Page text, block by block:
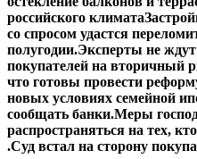
российского климата
со спросом удастся
полугодии.Эксперты не
покупателей на вторичный
что готовы провести
новых условиях семейной
сообщать банки.Меры
распространяться на тех,
.Суд встал на сторону